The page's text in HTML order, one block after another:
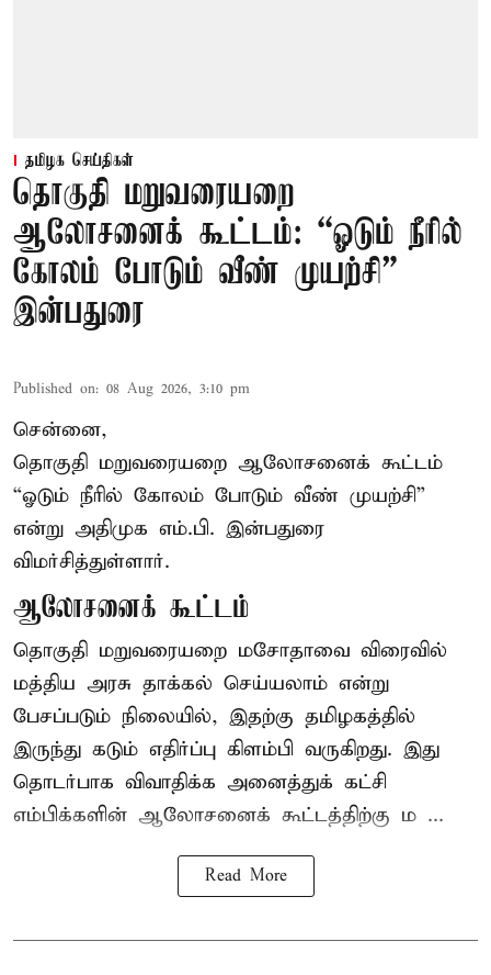
தமிழக செய்திகள்
தொகுதி மறுவரையறை
ஆலோசனைக் கூட்டம்: “ஓடும் நீரில்
கோலம் போடும் வீண் முயற்சி” –
இன்பதுரை
Published on: 08 Aug 2026, 3:10 pm
சென்னை,
தொகுதி மறுவரையறை ஆலோசனைக் கூட்டம்
“ஓடும் நீரில் கோலம் போடும் வீண் முயற்சி”
என்று அதிமுக எம்.பி. இன்பதுரை
விமர்சித்துள்ளார்.
ஆலோசனைக் கூட்டம்
தொகுதி மறுவரையறை மசோதாவை விரைவில்
மத்திய அரசு தாக்கல் செய்யலாம் என்று
பேசப்படும் நிலையில், இதற்கு தமிழகத்தில்
இருந்து கடும் எதிர்ப்பு கிளம்பி வருகிறது. இது
தொடர்பாக விவாதிக்க அனைத்துக் கட்சி
எம்பிக்களின் ஆலோசனைக் கூட்டத்திற்கு ம ...
Read More